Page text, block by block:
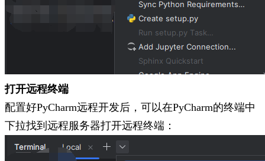
打开远程终端
配置好PyCharm远程开发后，可以在PyCharm的终端中
下拉找到远程服务器打开远程终端：